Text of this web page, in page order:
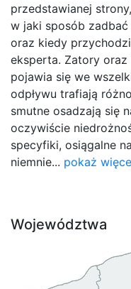
przedstawianej
w jaki sposób zadbać
oraz kiedy
eksperta. Zatory
pojawia się we
odpływu trafiają
smutne osadzają się
oczywiście
specyfiki, osiągalne
niemnie... pokaż
Województwa